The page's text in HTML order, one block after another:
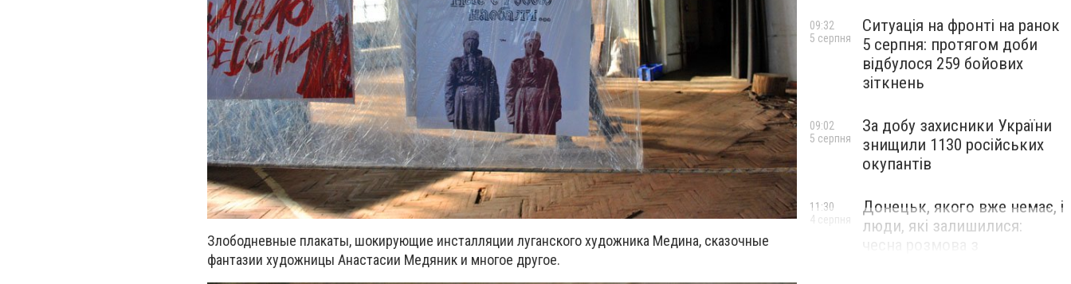
Злободневные плакаты, шокирующие инсталляции луганского художника Медина, сказочные
фантазии художницы Анастасии Медяник и многое другое.
Ситуація на фронті на ранок
5 серпня: протягом доби
відбулося 259 бойових
зіткнень
09:32
5 серпня
За добу захисники України
знищили 1130 російських
окупантів
09:02
5 серпня
Донецьк, якого вже немає, і
люди, які залишилися:
11:30
4 серпня